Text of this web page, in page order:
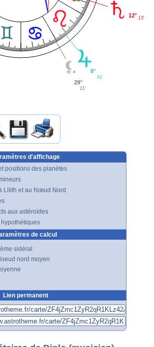
29°
21'
8°
41'
12° 13'
d'affichage
positions des planètes
Lilith et au Nœud Nord
aux astéroïdes
de calcul
sidéral
nord moyen
Lien permanent